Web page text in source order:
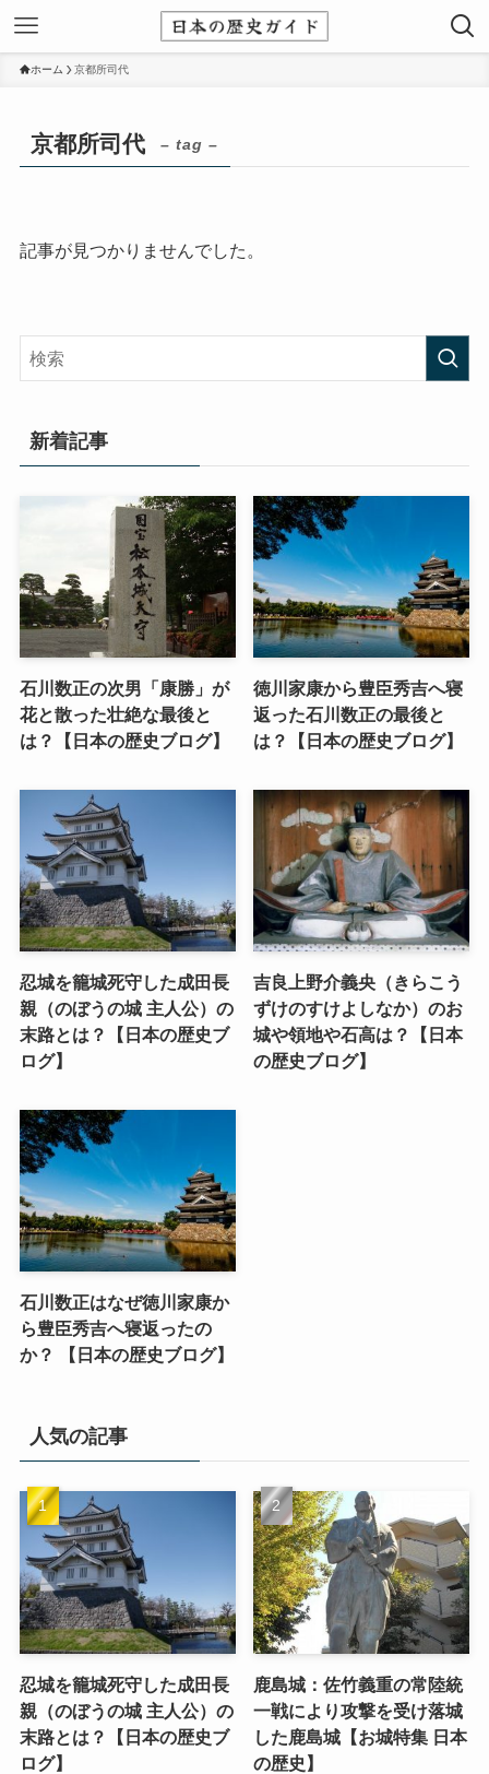
ホーム 京都所司代
京都所司代 – tag –
記事が見つかりませんでした。
新着記事
石川数正の次男「康勝」が
花と散った壮絶な最後と
は？【日本の歴史ブログ】
徳川家康から豊臣秀吉へ寝
返った石川数正の最後と
は？【日本の歴史ブログ】
忍城を籠城死守した成田長
親（のぼうの城 主人公）の
末路とは？【日本の歴史ブ
ログ】
吉良上野介義央（きらこう
ずけのすけよしなか）のお
城や領地や石高は？【日本
の歴史ブログ】
石川数正はなぜ徳川家康か
ら豊臣秀吉へ寝返ったの
か？ 【日本の歴史ブログ】
人気の記事
忍城を籠城死守した成田長
親（のぼうの城 主人公）の
末路とは？【日本の歴史ブ
ログ】
鹿島城：佐竹義重の常陸統
一戦により攻撃を受け落城
した鹿島城【お城特集 日本
の歴史】